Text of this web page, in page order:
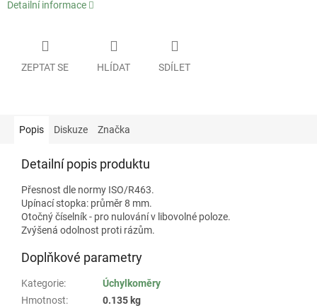
Detailní informace
ZEPTAT SE HLÍDAT SDÍLET
Popis Diskuze Značka
Detailní popis produktu
Přesnost dle normy ISO/R463.
Upínací stopka: průměr 8 mm.
Otočný číselník - pro nulování v libovolné poloze.
Zvýšená odolnost proti rázům.
Doplňkové parametry
Kategorie:
Úchylkoměry
Hmotnost: 0.135 kg